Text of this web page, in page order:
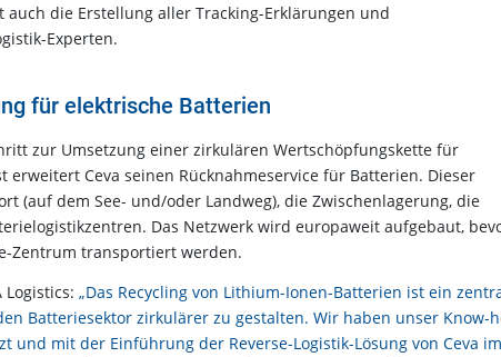
die Erstellung aller Tracking-Erklärungen und
Experten.
für elektrische Batterien
zur Umsetzung einer zirkulären Wertschöpfungskette für
Ceva seinen Rücknahmeservice für Batterien. Dieser
(auf dem See- und/oder Landweg), die Zwischenlagerung, die
Das Netzwerk wird europaweit aufgebaut,
Zentrum transportiert werden.
Logistics: „Das Recycling von Lithium-Ionen-Batterien ist ein
Batteriesektor zirkulärer zu gestalten. Wir haben unser Know-
mit der Einführung der Reverse-Logistik-Lösung von Ceva im